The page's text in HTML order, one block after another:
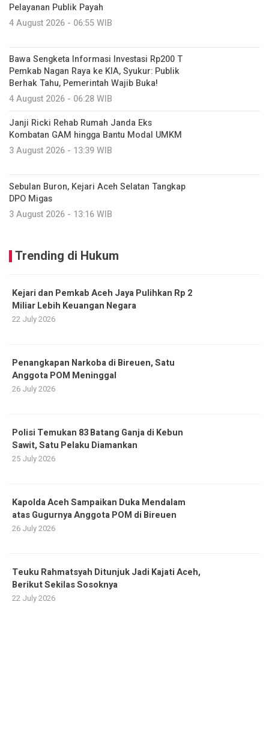
Pelayanan Publik Payah
4 August 2026 - 06:55 WIB
Bawa Sengketa Informasi Investasi Rp200 T
Pemkab Nagan Raya ke KIA, Syukur: Publik
Berhak Tahu, Pemerintah Wajib Buka!
4 August 2026 - 06:28 WIB
Janji Ricki Rehab Rumah Janda Eks
Kombatan GAM hingga Bantu Modal UMKM
3 August 2026 - 13:39 WIB
Sebulan Buron, Kejari Aceh Selatan Tangkap
DPO Migas
3 August 2026 - 13:16 WIB
Trending di Hukum
Kejari dan Pemkab Aceh Jaya Pulihkan Rp 2
Miliar Lebih Keuangan Negara
22 July 2026
Penangkapan Narkoba di Bireuen, Satu
Anggota POM Meninggal
26 July 2026
Polisi Temukan 83 Batang Ganja di Kebun
Sawit, Satu Pelaku Diamankan
25 July 2026
Kapolda Aceh Sampaikan Duka Mendalam
atas Gugurnya Anggota POM di Bireuen
26 July 2026
Teuku Rahmatsyah Ditunjuk Jadi Kajati Aceh,
Berikut Sekilas Sosoknya
22 July 2026